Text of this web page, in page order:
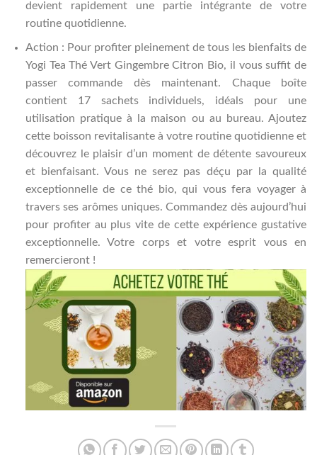
devient rapidement une partie intégrante de votre
routine quotidienne.
Action : Pour profiter pleinement de tous les bienfaits de
Yogi Tea Thé Vert Gingembre Citron Bio, il vous suffit de
passer commande dès maintenant. Chaque boîte
contient 17 sachets individuels, idéals pour une
utilisation pratique à la maison ou au bureau. Ajoutez
cette boisson revitalisante à votre routine quotidienne et
découvrez le plaisir d’un moment de détente savoureux
et bienfaisant. Vous ne serez pas déçu par la qualité
exceptionnelle de ce thé bio, qui vous fera voyager à
travers ses arômes uniques. Commandez dès aujourd’hui
pour profiter au plus vite de cette expérience gustative
exceptionnelle. Votre corps et votre esprit vous en
remercieront !